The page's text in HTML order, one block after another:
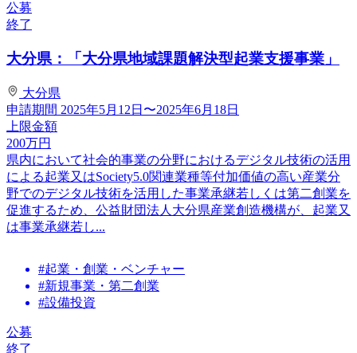
公募
終了
大分県：「大分県地域課題解決型起業支援事業」
大分県
申請期間 2025年5月12日〜2025年6月18日
上限金額
200万円
県内において社会的事業の分野におけるデジタル技術の活用
による起業又はSociety5.0関連業種等付加価値の高い産業分
野でのデジタル技術を活用した事業承継若しくは第二創業を
促進するため、公益財団法人大分県産業創造機構が、起業又
は事業承継若し...
#起業・創業・ベンチャー
#新規事業・第二創業
#設備投資
公募
終了